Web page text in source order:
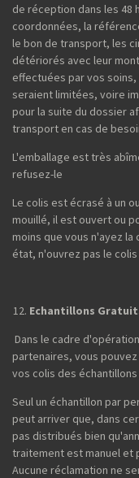
de réception dans les 48
coordonnées, la
le bon de transport, les
détériorés avec leur
effectuées par vos
seraient limitées, voire
pour la suite du dossier
transport en cas de
L'emballage est très
refusez-le
Le colis est écrasé à un
mouillé, il est ouvert ou
moins que vous n'ayez
état, n'ouvrez pas le
Echantillons
Dans le cadre
partenaires, vous
vos colis des
Seul un échantillon par
peut arriver que, dans
pas distribués bien
traitement est manuel et
Aucune réclamation ne